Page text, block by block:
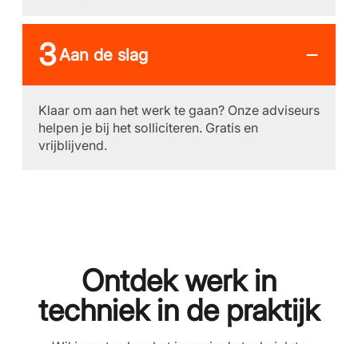
Aan de slag
Klaar om aan het werk te gaan? Onze adviseurs
helpen je bij het solliciteren. Gratis en
vrijblijvend.
Ontdek werk in
techniek in de praktijk